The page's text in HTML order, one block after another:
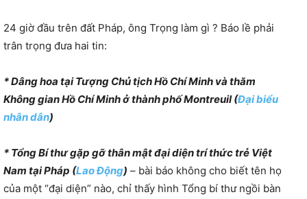
24 giờ đầu trên đất Pháp, ông Trọng làm gì ? Báo lề phải
trân trọng đưa hai tin:
* Dâng hoa tại Tượng Chủ tịch Hồ Chí Minh và thăm
Không gian Hồ Chí Minh ở thành phố Montreuil (Đại biểu
nhân dân)
* Tổng Bí thư gặp gỡ thân mật đại diện trí thức trẻ Việt
Nam tại Pháp (Lao Động) – bài báo không cho biết tên họ
của một “đại diện” nào, chỉ thấy hình Tổng bí thư ngồi bàn